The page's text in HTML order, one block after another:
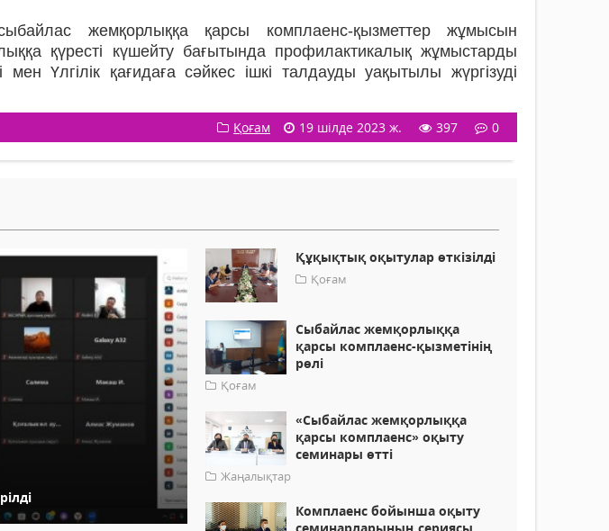
жемқорлыққа қарсы комплаенс-қызметтер жұмысын
қүресті күшейту бағытында профилактикалық жұмыстарды
мен Үлгілік қағидаға сәйкес ішкі талдауды уақытылы жүргізуді
Қоғам 19 шілде 2023 ж. 397 0
Құқықтық оқытулар өткізілді
Қоғам
Сыбайлас жемқорлыққа
қарсы комплаенс-қызметінің
рөлі
Қоғам
«Сыбайлас жемқорлыққа
қарсы комплаенс» оқыту
семинары өтті
Жаңалықтар
Комплаенс бойынша оқыту